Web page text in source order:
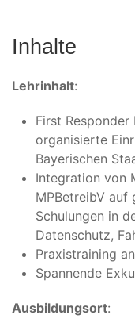
Inhalte
Lehrinhalt:
First
organisierte
Bayerischen
Integration von
MPBetreibV auf
Schulungen in
Datenschutz,
Praxistraining
Spannende
Ausbildungsort: